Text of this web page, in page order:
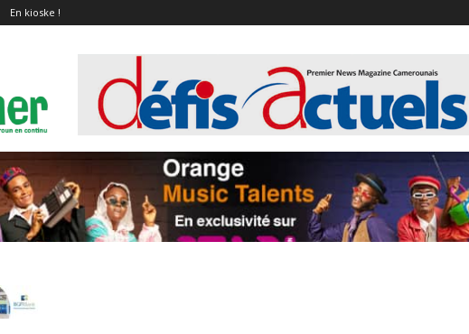
En kioske !